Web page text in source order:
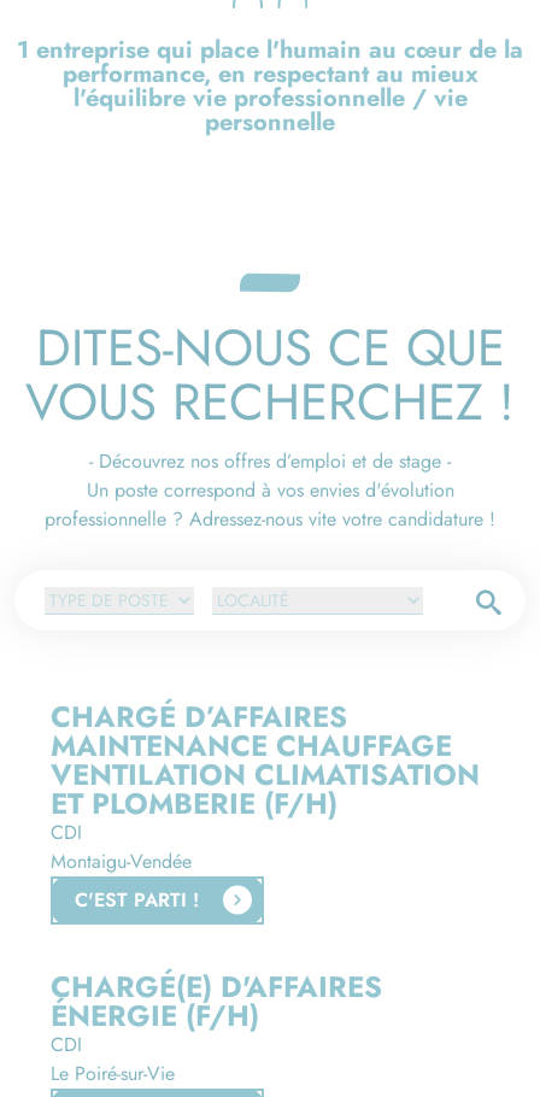
1 entreprise qui place l'humain au cœur de la
performance, en respectant au mieux
l'équilibre vie professionnelle / vie
personnelle
DITES-NOUS CE QUE
VOUS RECHERCHEZ !
- Découvrez nos offres d’emploi et de stage -
Un poste correspond à vos envies d'évolution
professionnelle ? Adressez-nous vite votre candidature !
CHARGÉ D’AFFAIRES
MAINTENANCE CHAUFFAGE
VENTILATION CLIMATISATION
ET PLOMBERIE (F/H)
CDI
Montaigu-Vendée
C'EST PARTI !
CHARGÉ(E) D'AFFAIRES
ÉNERGIE (F/H)
CDI
Le Poiré-sur-Vie